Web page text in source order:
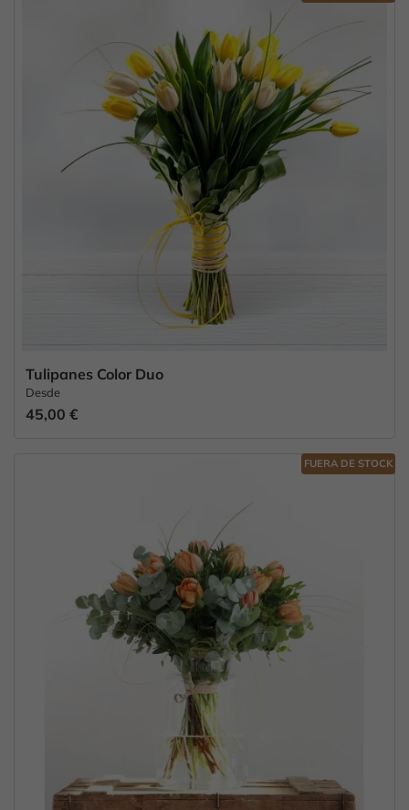
Tulipanes Color Duo
Desde
45,00 €
FUERA DE STOCK